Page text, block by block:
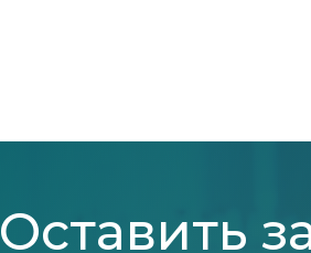
Оставить